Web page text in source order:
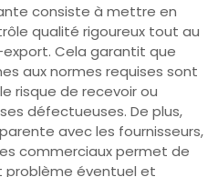
consiste à mettre en
qualité rigoureux tout au
Cela garantit que
aux normes requises sont
risque de recevoir ou
défectueuses. De plus,
avec les fournisseurs,
commerciaux permet de
éventuel et